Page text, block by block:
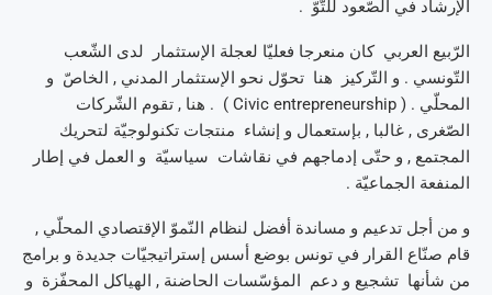
الإرشاد في الصّعود للتّوّ .
الرّبيع العربي كان منعرجا فعليّا لعجلة الإستثمار لدى الشّعب
التّونسي . و التّركيز هنا تحوّل نحو الإستثمار المدني , الخاصّ و
المحلّي . ( Civic entrepreneurship ) . هنا , تقوم الشّركات
الصّغرى , غالبا , بإستعمال و إنشاء منتجات تكنولوجيّة لتحريك
المجتمع , و حتّى إدماجهم في نقاشات سياسيّة و العمل في إطار
المنفعة الجماعيّة .
و من أجل تدعيم و مساندة أفضل لنظام النّموّ الإقتصادي المحلّي ,
قام صنّاع القرار في تونس بوضع أسس إستراتيجيّات جديدة و برامج
من شأنها تشجيع و دعم المؤسّسات الحاضنة , الهياكل المحفّزة و